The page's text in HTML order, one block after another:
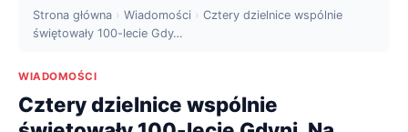
Strona główna › Wiadomości › Cztery dzielnice wspólnie
świętowały 100-lecie Gdy…
WIADOMOŚCI
Cztery dzielnice wspólnie